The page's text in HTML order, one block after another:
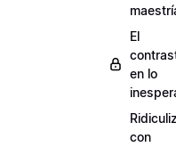
El
en lo
con